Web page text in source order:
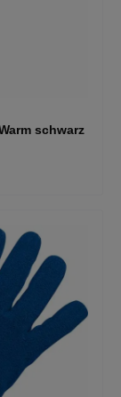
schwarz